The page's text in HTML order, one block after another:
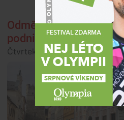
Odměna za věrnost.
podnikatelé v Jihlavě
Čtvrtek, 30. července 2026,